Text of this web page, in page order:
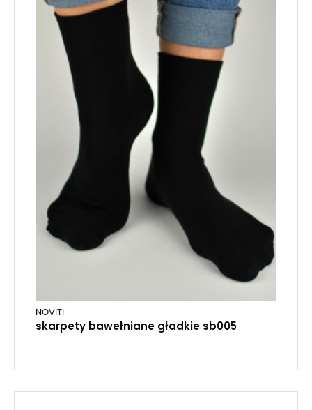
NOVITI
skarpety bawełniane gładkie sb005